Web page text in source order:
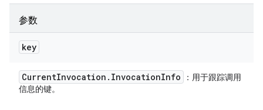
参数
key
CurrentInvocation . InvocationInfo
：用于跟踪调用
信息的键。